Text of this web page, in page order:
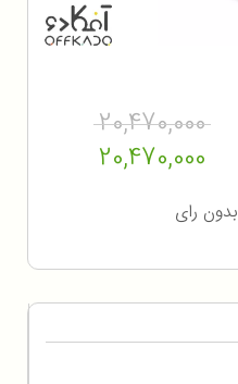
20,470,000
20,470,000
بدون رای